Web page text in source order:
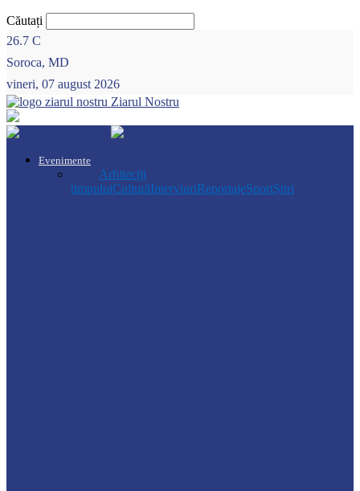
Căutați
26.7 C
Soroca, MD
vineri, 07 august 2026
Ziarul Nostru
Evenimente
Arhitecții
timpuluiCulturăInterviuriReportajeSportȘtiri